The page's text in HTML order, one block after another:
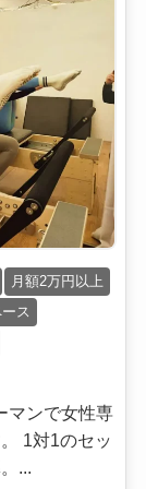
月額2万円以上
ス
マンで女性専
1対1のセッ
...